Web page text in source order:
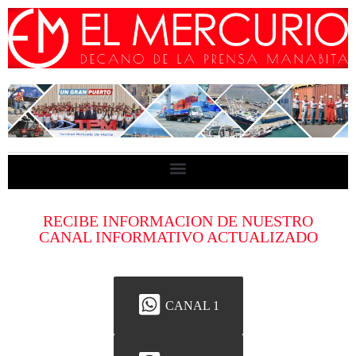
RECIBE INFORMACION DE NUESTRO
CANAL INFORMATIVO ACTUALIZADO
CANAL 1